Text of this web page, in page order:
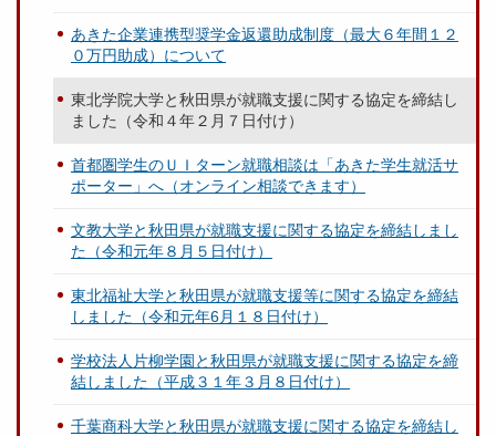
あきた企業連携型奨学金返還助成制度（最大６年間１２
０万円助成）について
東北学院大学と秋田県が就職支援に関する協定を締結し
ました（令和４年２月７日付け）
首都圏学生のＵＩターン就職相談は「あきた学生就活サ
ポーター」へ（オンライン相談できます）
文教大学と秋田県が就職支援に関する協定を締結しまし
た（令和元年８月５日付け）
東北福祉大学と秋田県が就職支援等に関する協定を締結
しました（令和元年6月１８日付け）
学校法人片柳学園と秋田県が就職支援に関する協定を締
結しました（平成３１年３月８日付け）
千葉商科大学と秋田県が就職支援に関する協定を締結し